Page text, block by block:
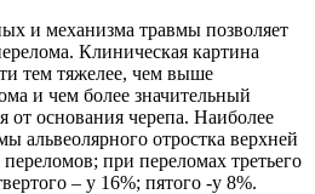
и механизма травмы позволяет
Клиническая картина
тем тяжелее, чем выше
и чем более значительный
от основания черепа. Наиболее
альвеолярного отростка верхней
при переломах третьего
– у 16%; пятого -у 8%.